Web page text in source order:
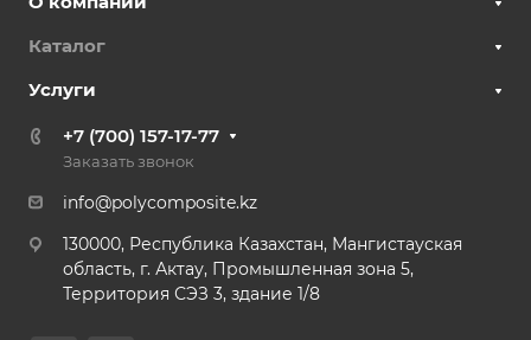
Каталог
Услуги
+7 (700) 157-17-77
Заказать звонок
info@polycomposite.kz
130000, Республика Казахстан, Мангистауская
область, г. Актау, Промышленная зона 5,
Территория СЭЗ 3, здание 1/8